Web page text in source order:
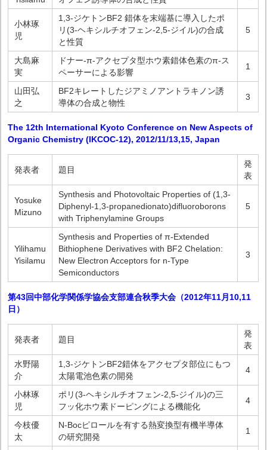
小林琢
児
1,3-ジケトンBF2 錯体を末端基に導入したポ
リ(3-ヘキシルチオフェン-2,5-ジイル)の合成
と性質
5
大島麻
実
ドナー-π-アクセプタ型ホウ素錯体色素のπ-ス
ペーサーによる影響
1
山田弘
之
BF2キレートしたジアミノアントラキノン誘
導体の合成と物性
3
The 12th International Kyoto Conference on New Aspects of
Organic Chemistry (IKCOC-12), 2012/11/13,15, Japan
発表者 題目
発
表
Yosuke
Mizuno
Synthesis and Photovoltaic Properties of (1,3-
Diphenyl-1,3-propanedionato)difluoroborons
with Triphenylamine Groups
5
Yilihamu
Yisilamu
Synthesis and Properties of π-Extended
Bithiophene Derivatives with BF2 Chelation:
New Electron Acceptors for n-Type
Semiconductors
3
第43回中部化学関係学協会支部連合秋季大会（2012年11月10,11
日）
発表者 題目
発
表
水野陽
介
1,3-ジケトンBF2錯体をアクセプタ部位にもつ
太陽電池色素の開発
4
小林琢
児
ポリ(3-ヘキシルチオフェン-2,5-ジイル)の三
フッ化ホウ素ドーピングによる機能化
4
今枝優
太
N-Bocピロールを有する熱変換型有機半導体
の研究開発
1